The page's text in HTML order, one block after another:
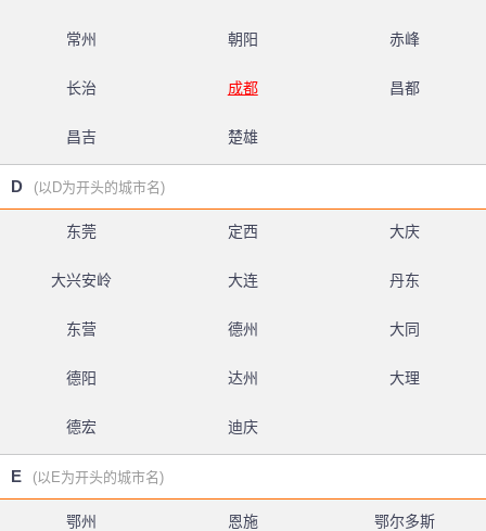
常州 朝阳 赤峰
长治 成都 昌都
昌吉 楚雄
D (以D为开头的城市名)
东莞 定西 大庆
大兴安岭 大连 丹东
东营 德州 大同
德阳 达州 大理
德宏 迪庆
E (以E为开头的城市名)
鄂州 恩施 鄂尔多斯